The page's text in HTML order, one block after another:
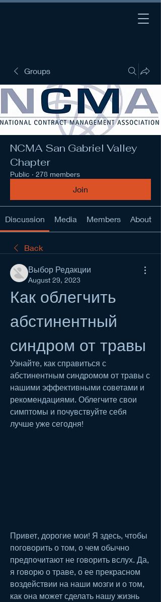
Groups
NCMA San Gabriel Valley
Chapter
Public · 278 members
Join
Discussion Media Members About
Back
Выбор Редакции
August 29, 2023
Как облегчить
абстинентный
синдром от травы
Узнайте, как справиться с
абстинентным синдромом от травы с
нашими эффективными советами и
рекомендациями. Облегчите свои
симптомы и почувствуйте себя
лучше уже сегодня!
Привет, дорогие мои! Я здесь, чтобы
поговорить о том, о чем обычно
предпочитают не говорить вслух. Да,
я говорю о траве, о ее прекрасном
воздействии на наши мозги и о том,
как она может сделать нашу жизнь